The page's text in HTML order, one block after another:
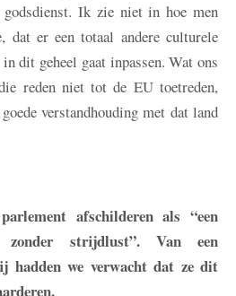
godsdienst. Ik zie niet in hoe men
dat er een totaal andere culturele
dit geheel gaat inpassen. Wat ons
reden niet tot de EU toetreden,
verstandhouding met dat land
afschilderen als “een
zonder strijdlust”. Van een
hadden we verwacht dat ze dit